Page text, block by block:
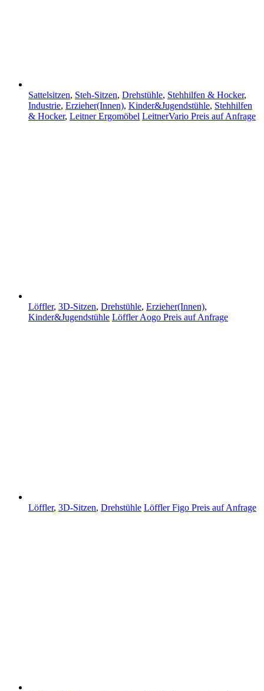
Sattelsitzen, Steh-Sitzen, Drehstühle, Stehhilfen & Hocker,
Industrie, Erzieher(Innen), Kinder&Jugendstühle, Stehhilfen
& Hocker, Leitner Ergomöbel LeitnerVario Preis auf Anfrage
Löffler, 3D-Sitzen, Drehstühle, Erzieher(Innen),
Kinder&Jugendstühle Löffler Aogo Preis auf Anfrage
Löffler, 3D-Sitzen, Drehstühle Löffler Figo Preis auf Anfrage